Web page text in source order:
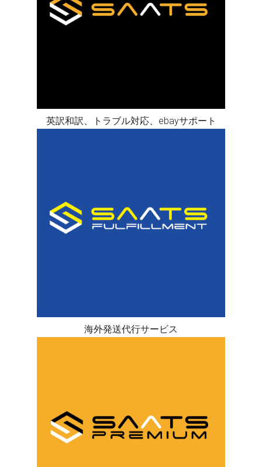
英訳和訳、トラブル対応、ebayサポート
海外発送代行サービス